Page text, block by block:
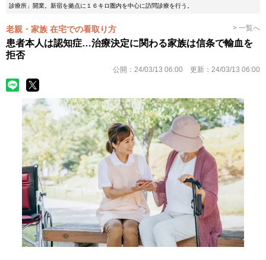
診療所」開業。新宿を拠点に１６キロ圏内を中心に訪問診療を行う。
老親・家族 在宅での看取り方 > 一覧へ
患者本人は認知症…治療決定に関わる家族は信条で輸血を
拒否
公開： 24/03/13 06:00 更新： 24/03/13 06:00